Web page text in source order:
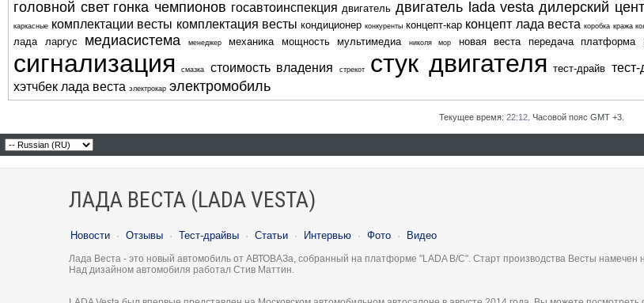
головной свет гонка чемпионов госавтоинспекция двигатель двигатель lada vesta дилерский
каркасные комплектации весты комплектация весты кондиционер конкуренты концепт-кар концепт лада веста коробка кража
лада ларгус
медиасистема менеджер механика мощность мультимедиа николя мор новая веста передача платформа
сигнализация смазка стоимость владения стрекот стук двигателя тест-драйв
хэтчбек лада веста электрокар электромобиль
Текущее время: 22:12 . Часовой пояс GMT +3.
ЛАДА ВЕСТА (LADA VESTA)
Новости · Отзывы · Тест-драйвы · Статьи · Интервью · Фото · Видео
Лада Веста - это новый автомобиль от АВТОВАЗа, собранный на платформе "LADA B/C". Старт производства Весты намечен
Над дизайном автомобиля работал Стив Маттин.